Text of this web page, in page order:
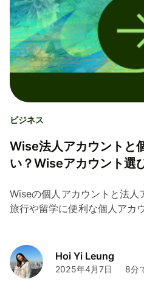
ビジネス
Wise法人アカウントと
い？Wiseアカウント選
Wiseの個人アカウントと法人
旅行や留学に便利な個人アカ
トの選び方を徹底解説していま
Hoi Yi Leung
2025年4月7日 8分